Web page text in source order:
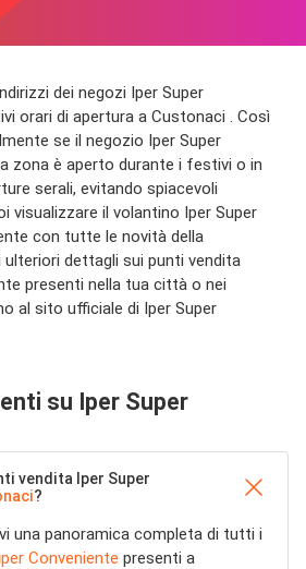
dei negozi Iper Super
orari di apertura a Custonaci . Così
se il negozio Iper Super
zona è aperto durante i festivi o in
serali, evitando spiacevoli
visualizzare il volantino Iper Super
con tutte le novità della
dettagli sui punti vendita
presenti nella tua città o nei
al sito ufficiale di Iper Super
su Iper Super
vendita Iper Super
?
una panoramica completa di tutti i
Conveniente presenti a